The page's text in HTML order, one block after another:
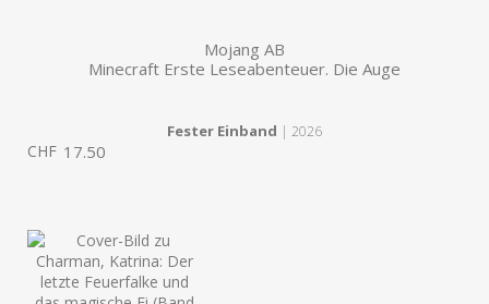
Mojang AB
Minecraft Erste Leseabenteuer. Die Auge
Fester Einband | 2026
CHF 17.50